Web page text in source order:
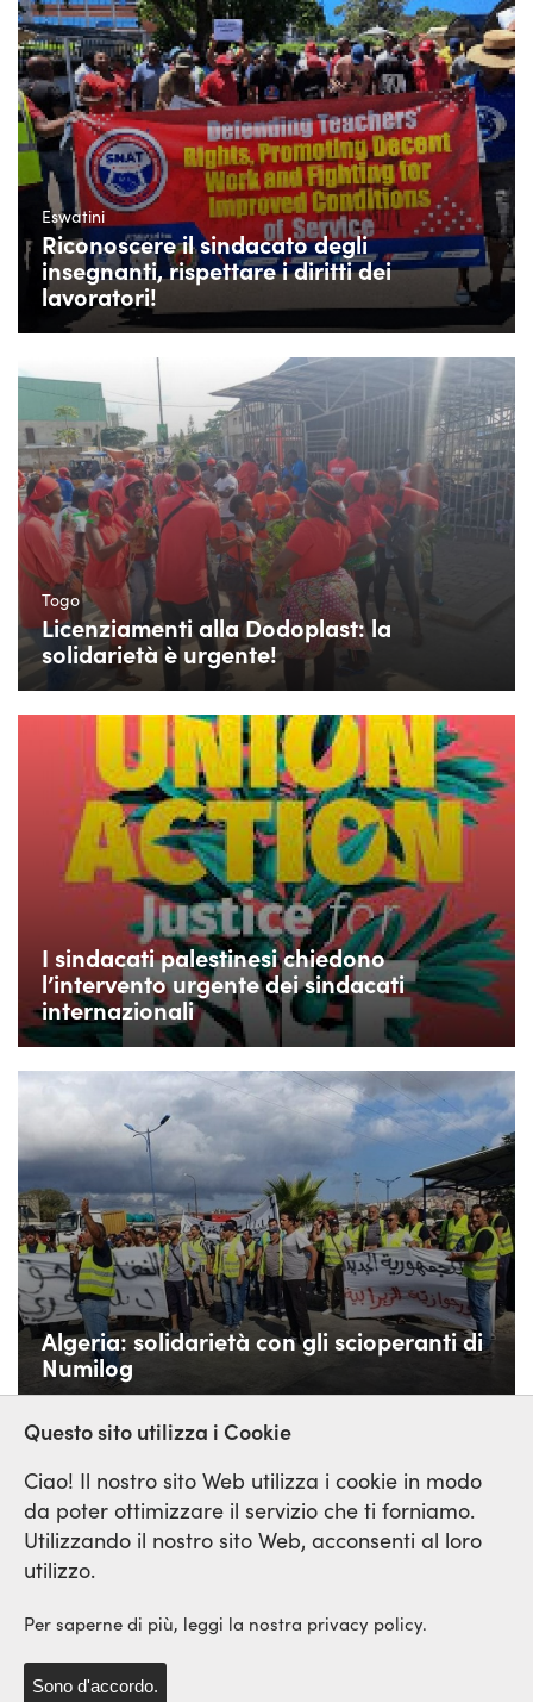
Eswatini
Riconoscere il sindacato degli
insegnanti, rispettare i diritti dei
lavoratori!
Togo
Licenziamenti alla Dodoplast: la
solidarietà è urgente!
I sindacati palestinesi chiedono
l’intervento urgente dei sindacati
internazionali
Algeria: solidarietà con gli scioperanti di
Numilog
Rete Sindicale Internazionale
Questo sito utilizza i Cookie
Ciao! Il nostro sito Web utilizza i cookie in modo
da poter ottimizzare il servizio che ti forniamo.
Utilizzando il nostro sito Web, acconsenti al loro
utilizzo.
Per saperne di più, leggi la nostra privacy policy.
Sono d'accordo.